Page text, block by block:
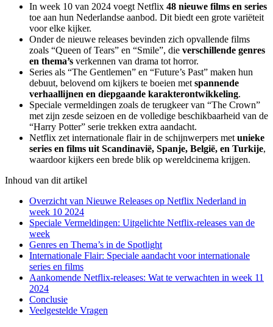
In week 10 van 2024 voegt Netflix 48 nieuwe films en series
toe aan hun Nederlandse aanbod. Dit biedt een grote variëteit
voor elke kijker.
Onder de nieuwe releases bevinden zich opvallende films
zoals “Queen of Tears” en “Smile”, die verschillende genres
en thema’s verkennen van drama tot horror.
Series als “The Gentlemen” en “Future’s Past” maken hun
debuut, belovend om kijkers te boeien met spannende
verhaallijnen en diepgaande karakterontwikkeling.
Speciale vermeldingen zoals de terugkeer van “The Crown”
met zijn zesde seizoen en de volledige beschikbaarheid van de
“Harry Potter” serie trekken extra aandacht.
Netflix zet internationale flair in de schijnwerpers met unieke
series en films uit Scandinavië, Spanje, België, en Turkije,
waardoor kijkers een brede blik op wereldcinema krijgen.
Inhoud van dit artikel
Overzicht van Nieuwe Releases op Netflix Nederland in
week 10 2024
Speciale Vermeldingen: Uitgelichte Netflix-releases van de
week
Genres en Thema’s in de Spotlight
Internationale Flair: Speciale aandacht voor internationale
series en films
Aankomende Netflix-releases: Wat te verwachten in week 11
2024
Conclusie
Veelgestelde Vragen